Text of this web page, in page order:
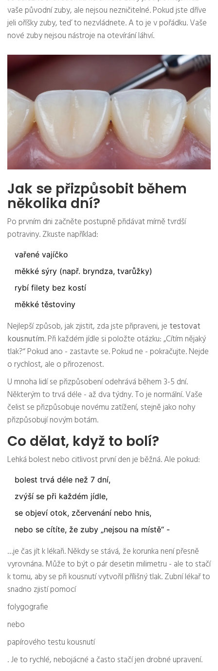
vaše původní zuby, ale nejsou nezničitelné. Pokud jste dříve
jeli oříšky zuby, teď to nezvládnete. A to je v pořádku. Vaše
nové zuby nejsou nástroje na otevírání láhví.
Jak se přizpůsobit během
několika dní?
Po prvním dni začněte postupně přidávat mírně tvrdší
potraviny. Zkuste například:
vařené vajíčko
měkké sýry (např. bryndza, tvarůžky)
rybí filety bez kostí
měkké těstoviny
Nejlepší způsob, jak zjistit, zda jste připraveni, je testovat
kousnutím. Při každém jídle si položte otázku: „Cítím nějaký
tlak?“ Pokud ano - zastavte se. Pokud ne - pokračujte. Nejde
o rychlost, ale o přirozenost.
U mnoha lidí se přizpůsobení odehrává během 3-5 dní.
Některým to trvá déle - až dva týdny. To je normální. Vaše
čelist se přizpůsobuje novému zatížení, stejně jako nohy
přizpůsobují novým botám.
Co dělat, když to bolí?
Lehká bolest nebo citlivost první den je běžná. Ale pokud:
bolest trvá déle než 7 dní,
zvýší se při každém jídle,
se objeví otok, zčervenání nebo hnis,
nebo se cítíte, že zuby „nejsou na místě“ -
…je čas jít k lékaři. Někdy se stává, že korunka není přesně
vyrovnána. Může to být o pár desetin milimetru - ale to stačí
k tomu, aby se při kousnutí vytvořil přílišný tlak. Zubní lékař to
snadno zjistí pomocí
folygografie
nebo
papírového testu kousnutí
. Je to rychlé, nebojácné a často stačí jen drobné upravení.